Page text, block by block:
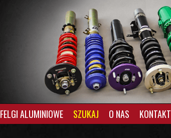
FELGI ALUMINIOWE SZUKAJ O NAS KONTAKT